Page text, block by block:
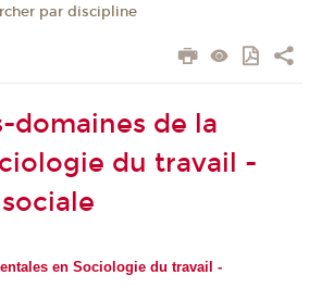
par discipline
domaines de la
du travail -
en Sociologie du travail -